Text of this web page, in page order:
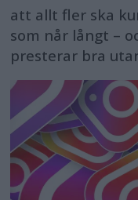
att allt fler ska
som når långt –
presterar bra